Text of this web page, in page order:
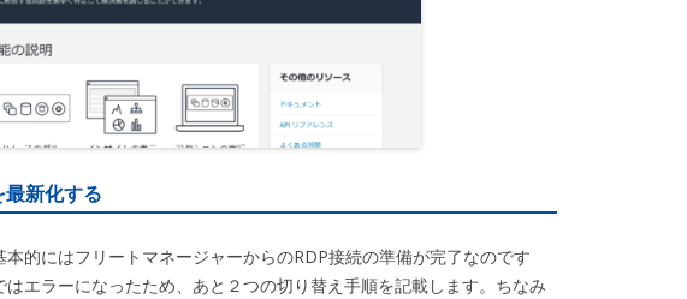
最新化する
的にはフリートマネージャーからのRDP接続の準備が完了なのです
エラーになったため、あと２つの切り替え手順を記載します。ちなみ